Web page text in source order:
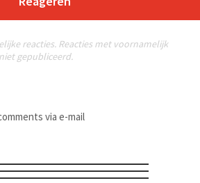
reacties. Reacties met voornamelijk
gepubliceerd.
via e-mail